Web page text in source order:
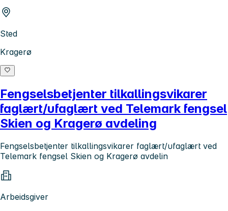
Sted
Kragerø
Fengselsbetjenter tilkallingsvikarer
faglært/ufaglært ved Telemark fengsel
Skien og Kragerø avdeling
Fengselsbetjenter tilkallingsvikarer faglært/ufaglært ved
Telemark fengsel Skien og Kragerø avdelin
Arbeidsgiver